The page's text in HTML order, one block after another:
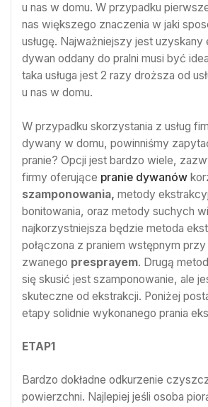
u nas w domu. W przypadku
nas większego znaczenia w jaki
usługę. Najważniejszy jest uzyskany
dywan oddany do pralni musi być
taka usługa jest 2 razy droższa od
u nas w domu.
W przypadku skorzystania z usług
dywany w domu, powinniśmy
pranie? Opcji jest bardzo wiele,
firmy oferujące pranie dywanów
szamponowania, metody
bonitowania, oraz metody suchych
najkorzystniejsza będzie metoda
połączona z praniem wstępnym
zwanego presprayem. Drugą
się skusić jest szamponowanie, ale
skuteczne od ekstrakcji. Poniżej
etapy solidnie wykonanego prania
ETAP1
Bardzo dokładne odkurzenie
powierzchni. Najlepiej jeśli osoba